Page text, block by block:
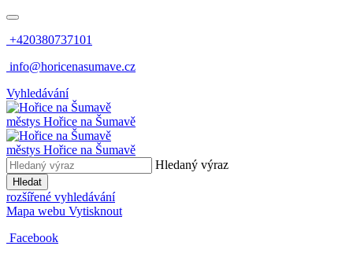
+420380737101
info@horicenasumave.cz
Vyhledávání
městys Hořice na Šumavě
městys Hořice na Šumavě
Hledaný výraz
Hledat
rozšířené vyhledávání
Mapa webu Vytisknout
Facebook